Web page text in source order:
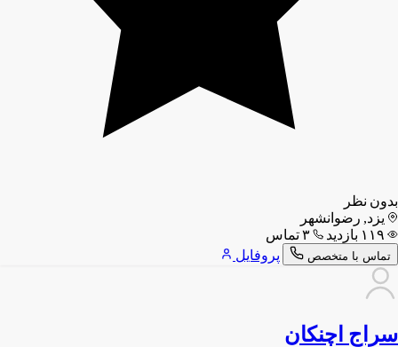
بدون نظر
یزد, رضوانشهر
تماس با متخصص پروفایل
سراج اچنکان